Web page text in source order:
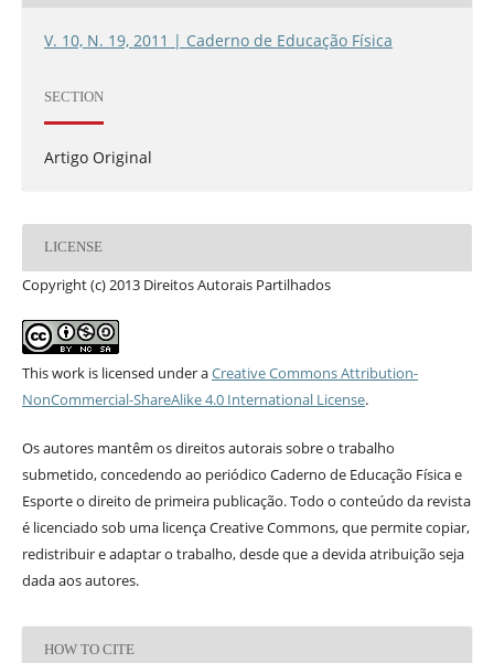
V. 10, N. 19, 2011 | Caderno de Educação Física
SECTION
Artigo Original
LICENSE
Copyright (c) 2013 Direitos Autorais Partilhados
This work is licensed under aCreative Commons Attribution-
NonCommercial-ShareAlike 4.0 International License.
Os autores mantêm os direitos autorais sobre o trabalho
submetido, concedendo ao periódico Caderno de Educação Física e
Esporte o direito de primeira publicação. Todo o conteúdo da revista
é licenciado sob uma licença Creative Commons, que permite copiar,
redistribuir e adaptar o trabalho, desde que a devida atribuição seja
dada aos autores.
HOW TO CITE